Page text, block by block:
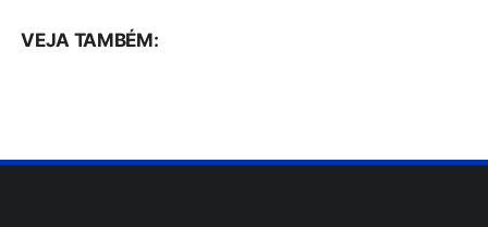
VEJA TAMBÉM: